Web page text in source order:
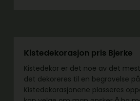
Kistedekorasjon pris Bjerke
Kistedekor er det noe av det
det dekoreres til en begravelse på
Kistedekorasjonene plasseres